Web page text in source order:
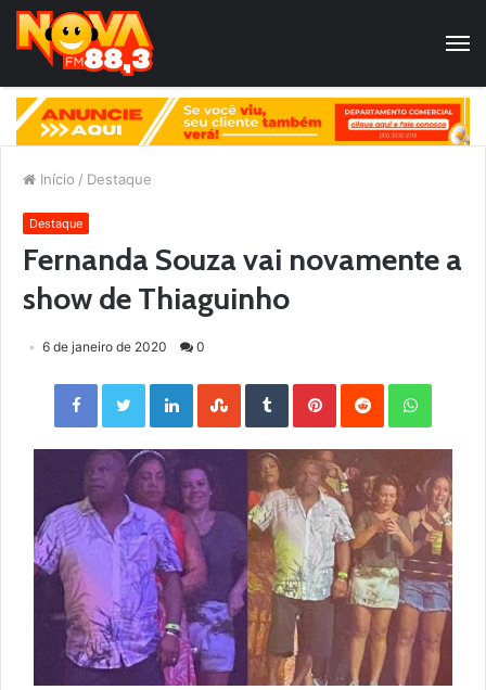
Início / Destaque
Destaque
Fernanda Souza vai novamente a
show de Thiaguinho
6 de janeiro de 2020 0
Facebook Twitter LinkedIn StumbleUpon Tumblr Pinterest Reddit